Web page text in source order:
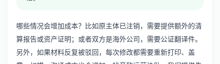
哪些情况会增加成本？比如原主体已注销，需要提供额外的清
算报告或资产证明；或者双方是海外公司，需要公证翻译件。
另外，如果材料反复被驳回，每次修改都需要重新打印、盖